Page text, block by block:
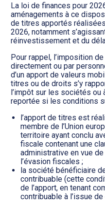
La loi de finances pour
aménagements à ce
de titres apportés
2026, notamment
réinvestissement et du
Pour rappel, l’imposition
directement ou par
d’un apport de valeurs
titres ou de droits s’y
l’impôt sur les sociétés ou
reportée si les conditions
l’apport de titres est
membre de l’Union
territoire ayant conclu
fiscale contenant une
administrative en vue
l’évasion fiscales ;
la société bénéficiaire
contribuable (cette
de l’apport, en tenant
contribuable à l’issue